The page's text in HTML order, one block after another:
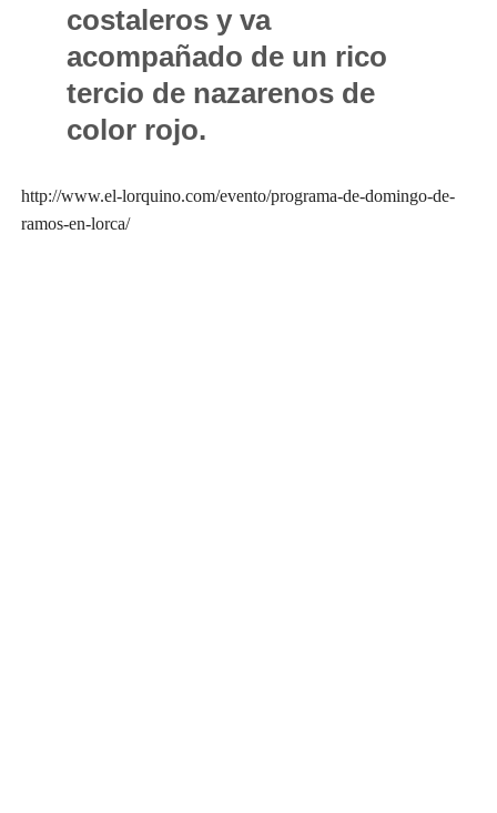
costaleros y va
acompañado de un rico
tercio de nazarenos de
color rojo.
http://www.el-lorquino.com/evento/programa-de-domingo-de-
ramos-en-lorca/